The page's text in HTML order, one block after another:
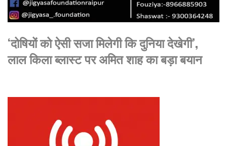
‘दोषियों को ऐसी सजा मिलेगी कि दुनिया देखेगी’,
लाल किला ब्लास्ट पर अमित शाह का बड़ा बयान